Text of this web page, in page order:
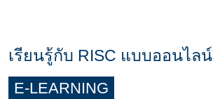
เรียนรู้กับ RISC แบบออนไลน์
E-LEARNING